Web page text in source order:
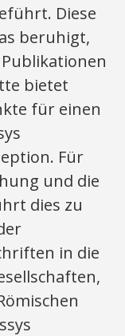
Diese
beruhigt,
bietet
für einen
Für
und die
dies zu
in die